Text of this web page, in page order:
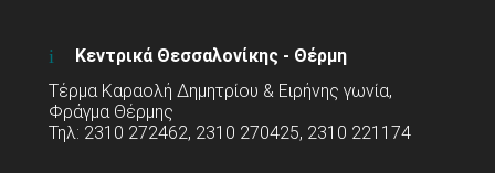
Κεντρικά Θεσσαλονίκης - Θέρμη
Τέρμα Καραολή Δημητρίου & Ειρήνης γωνία,
Φράγμα Θέρμης
Τηλ: 2310 272462, 2310 270425, 2310 221174